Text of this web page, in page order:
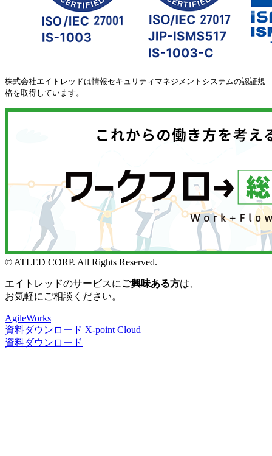
株式会社エイトレッドは情報セキュリティマネジメントシステムの認証規
格を取得しています。
© ATLED CORP. All Rights Reserved.
エイトレッドのサービスにご興味ある方は、
お気軽にご相談ください。
AgileWorks
資料ダウンロード X-point Cloud
資料ダウンロード